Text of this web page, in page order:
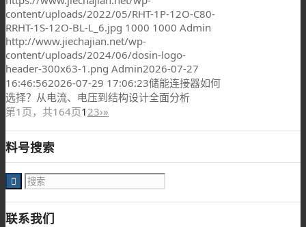
content/uploads/2022/05/RHT-1P-12O-C80-
RRHT-1S-12O-BL-L_6.jpg 1000 1000 Admin
http://www.jiechajian.net/wp-
content/uploads/2024/06/dosin-logo-
header-300x63-1.png Admin2026-07-27
16:46:562026-07-29 17:06:23储能连接器如何
选择？从电流、电压到结构设计全面分析
第1页，共164页123›»
料号搜索
联系我们